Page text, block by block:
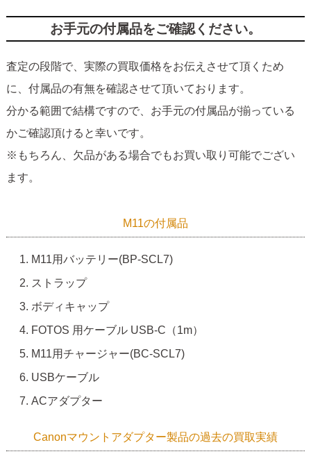
お手元の付属品をご確認ください。
査定の段階で、実際の買取価格をお伝えさせて頂くため
に、付属品の有無を確認させて頂いております。
分かる範囲で結構ですので、お手元の付属品が揃っている
かご確認頂けると幸いです。
※もちろん、欠品がある場合でもお買い取り可能でござい
ます。
M11の付属品
M11用バッテリー(BP-SCL7)
ストラップ
ボディキャップ
FOTOS 用ケーブル USB-C（1m）
M11用チャージャー(BC-SCL7)
USBケーブル
ACアダプター
Canonマウントアダプター製品の過去の買取実績